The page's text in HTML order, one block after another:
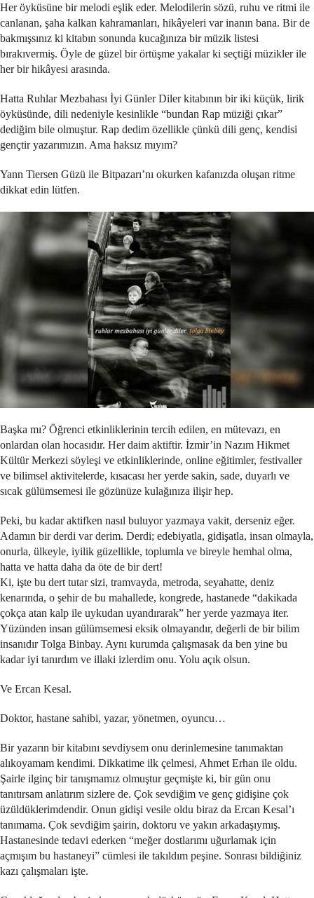
Her öyküsüne bir melodi eşlik eder. Melodilerin sözü, ruhu ve ritmi ile
canlanan, şaha kalkan kahramanları, hikâyeleri var inanın bana. Bir de
bakmışsınız ki kitabın sonunda kucağınıza bir müzik listesi
bırakıvermiş. Öyle de güzel bir örtüşme yakalar ki seçtiği müzikler ile
her bir hikâyesi arasında.
Hatta Ruhlar Mezbahası İyi Günler Diler kitabının bir iki küçük, lirik
öyküsünde, dili nedeniyle kesinlikle “bundan Rap müziği çıkar”
dediğim bile olmuştur. Rap dedim özellikle çünkü dili genç, kendisi
gençtir yazarımızın. Ama haksız mıyım?
Yann Tiersen Güzü ile Bitpazarı’nı okurken kafanızda oluşan ritme
dikkat edin lütfen.
Başka mı? Öğrenci etkinliklerinin tercih edilen, en mütevazı, en
onlardan olan hocasıdır. Her daim aktiftir. İzmir’in Nazım Hikmet
Kültür Merkezi söyleşi ve etkinliklerinde, online eğitimler, festivaller
ve bilimsel aktivitelerde, kısacası her yerde sakin, sade, duyarlı ve
sıcak gülümsemesi ile gözünüze kulağınıza ilişir hep.
Peki, bu kadar aktifken nasıl buluyor yazmaya vakit, derseniz eğer.
Adamın bir derdi var derim. Derdi; edebiyatla, gidişatla, insan olmayla,
onurla, ülkeyle, iyilik güzellikle, toplumla ve bireyle hemhal olma,
hatta ve hatta daha da öte de bir dert!
Ki, işte bu dert tutar sizi, tramvayda, metroda, seyahatte, deniz
kenarında, o şehir de bu mahallede, kongrede, hastanede “dakikada
çokça atan kalp ile uykudan uyandırarak” her yerde yazmaya iter.
Yüzünden insan gülümsemesi eksik olmayandır, değerli de bir bilim
insanıdır Tolga Binbay. Aynı kurumda çalışmasak da ben yine bu
kadar iyi tanırdım ve illaki izlerdim onu. Yolu açık olsun.
Ve Ercan Kesal.
Doktor, hastane sahibi, yazar, yönetmen, oyuncu…
Bir yazarın bir kitabını sevdiysem onu derinlemesine tanımaktan
alıkoyamam kendimi. Dikkatime ilk çelmesi, Ahmet Erhan ile oldu.
Şairle ilginç bir tanışmamız olmuştur geçmişte ki, bir gün onu
tanıtırsam anlatırım sizlere de. Çok sevdiğim ve genç gidişine çok
üzüldüklerimdendir. Onun gidişi vesile oldu biraz da Ercan Kesal’ı
tanımama. Çok sevdiğim şairin, doktoru ve yakın arkadaşıymış.
Hastanesinde tedavi ederken “meğer dostlarımı uğurlamak için
açmışım bu hastaneyi” cümlesi ile takıldım peşine. Sonrası bildiğiniz
kazı çalışmaları işte.